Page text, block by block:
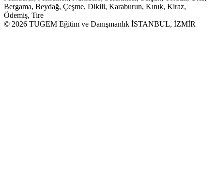
Bergama, Beydağ, Çeşme, Dikili, Karaburun, Kınık, Kiraz,
Ödemiş, Tire
© 2026 TUGEM Eğitim ve Danışmanlık İSTANBUL, İZMİR